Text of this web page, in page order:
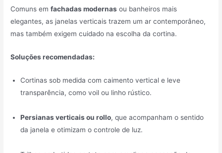
Comuns emfachadas modernas ou banheiros mais
elegantes, as janelas verticais trazem um ar contemporâneo,
mas também exigem cuidado na escolha da cortina.
Soluções recomendadas:
Cortinas sob medida com caimento vertical e leve
transparência, como voil ou linho rústico.
Persianas verticais ou rollo, que acompanham o sentido
da janela e otimizam o controle de luz.